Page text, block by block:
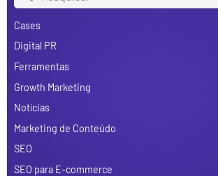
Cases
Digital PR
Ferramentas
Growth Marketing
Notícias
Marketing de Conteúdo
SEO
SEO para E-commerce